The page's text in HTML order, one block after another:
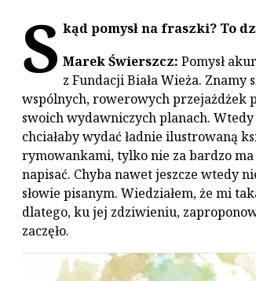
S kąd pomysł na fraszki? To
Marek Świerszcz: Pomysł
z Fundacji Biała Wieża.
wspólnych, rowerowych przejażdżek
swoich wydawniczych planach. Wtedy
chciałaby wydać ładnie ilustrowaną
rymowankami, tylko nie za bardzo
napisać. Chyba nawet jeszcze wtedy
słowie pisanym. Wiedziałem, że mi
dlatego, ku jej zdziwieniu,
zaczęło.